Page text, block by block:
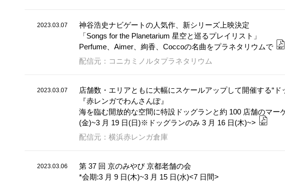
2023.03.07
神谷浩史ナビゲートの人気作、新シリーズ上映決定
「Songs for the Planetarium 星空と巡るプレイリスト」
Perfume、Aimer、絢香、Coccoの名曲をプラネタリウムで
配信元：コニカミノルタプラネタリウム
2023.03.07
店舗数・エリアともに大幅にスケールアップして開催する“ド
『赤レンガでわんさんぽ』
海を臨む開放的な空間に特設ドッグランと約 100 店舗のマー
(金)~3 月 19 日(日)※ドッグランのみ 3 月 16 日(木)~>
配信元：横浜赤レンガ倉庫
2023.03.06
第 37 回 京のみやび 京都老舗の会
*会期:3 月 9 日(木)~3 月 15 日(水)<7 日間>